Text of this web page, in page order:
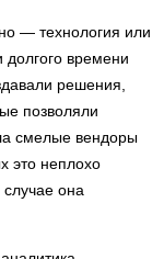
— технология или
долгого времени
решения,
позволяли
смелые вендоры
это неплохо
она